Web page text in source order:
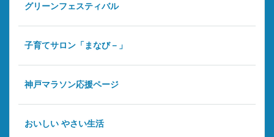
グリーンフェスティバル
子育てサロン「まなび－」
神戸マラソン応援ページ
おいしい やさい生活